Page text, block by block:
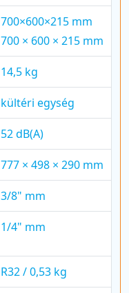
700×600×215 mm
700 × 600 × 215 mm
14,5 kg
kültéri egység
52 dB(A)
777 × 498 × 290 mm
3/8" mm
1/4" mm
R32 / 0,53 kg